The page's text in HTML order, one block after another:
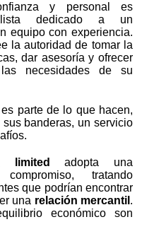
y personal es
dedicado a un
equipo con experiencia.
la autoridad de tomar la
dar asesoría y ofrecer
necesidades de su
es parte de lo que hacen,
banderas, un servicio
limited
adopta una
tratando
que podrían encontrar
una relación mercantil .
económico son